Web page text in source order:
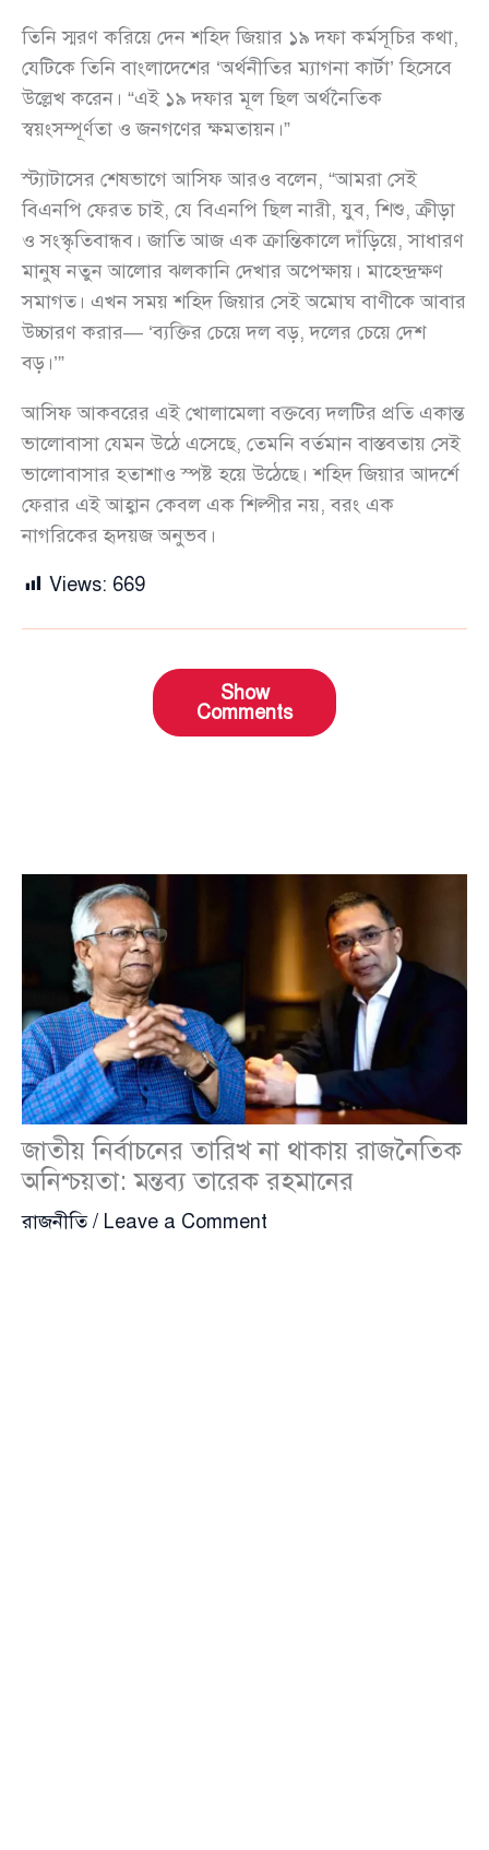
তিনি স্মরণ করিয়ে দেন শহিদ জিয়ার ১৯ দফা কর্মসূচির কথা,
যেটিকে তিনি বাংলাদেশের ‘অর্থনীতির ম্যাগনা কার্টা’ হিসেবে
উল্লেখ করেন। “এই ১৯ দফার মূল ছিল অর্থনৈতিক
স্বয়ংসম্পূর্ণতা ও জনগণের ক্ষমতায়ন।”
স্ট্যাটাসের শেষভাগে আসিফ আরও বলেন, “আমরা সেই
বিএনপি ফেরত চাই, যে বিএনপি ছিল নারী, যুব, শিশু, ক্রীড়া
ও সংস্কৃতিবান্ধব। জাতি আজ এক ক্রান্তিকালে দাঁড়িয়ে, সাধারণ
মানুষ নতুন আলোর ঝলকানি দেখার অপেক্ষায়। মাহেন্দ্রক্ষণ
সমাগত। এখন সময় শহিদ জিয়ার সেই অমোঘ বাণীকে আবার
উচ্চারণ করার— ‘ব্যক্তির চেয়ে দল বড়, দলের চেয়ে দেশ
বড়।’”
আসিফ আকবরের এই খোলামেলা বক্তব্যে দলটির প্রতি একান্ত
ভালোবাসা যেমন উঠে এসেছে, তেমনি বর্তমান বাস্তবতায় সেই
ভালোবাসার হতাশাও স্পষ্ট হয়ে উঠেছে। শহিদ জিয়ার আদর্শে
ফেরার এই আহ্বান কেবল এক শিল্পীর নয়, বরং এক
নাগরিকের হৃদয়জ অনুভব।
Views: 669
Show
Comments
জাতীয় নির্বাচনের তারিখ না থাকায় রাজনৈতিক
অনিশ্চয়তা: মন্তব্য তারেক রহমানের
রাজনীতি/ Leave a Comment